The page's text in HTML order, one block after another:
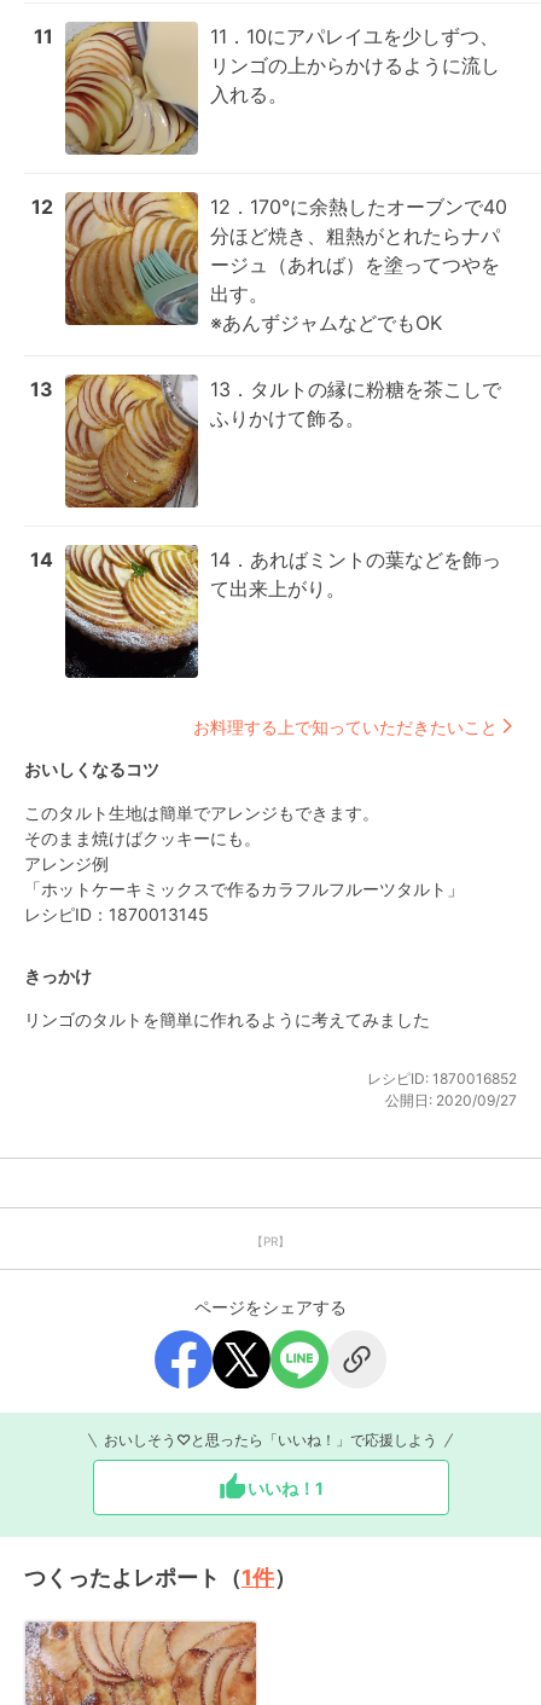
11
11．10にアパレイユを少しずつ、
リンゴの上からかけるように流し
入れる。
12
12．170°に余熱したオーブンで40
分ほど焼き、粗熱がとれたらナパ
ージュ（あれば）を塗ってつやを
出す。
※あんずジャムなどでもOK
13
13．タルトの縁に粉糖を茶こしで
ふりかけて飾る。
14
14．あればミントの葉などを飾っ
て出来上がり。
お料理する上で知っていただきたいこと
おいしくなるコツ
このタルト生地は簡単でアレンジもできます。
そのまま焼けばクッキーにも。
アレンジ例
「ホットケーキミックスで作るカラフルフルーツタルト」
レシピID：1870013145
きっかけ
リンゴのタルトを簡単に作れるように考えてみました
レシピID: 1870016852
公開日: 2020/09/27
【PR】
ページをシェアする
おいしそう♡と思ったら「いいね！」で応援しよう
いいね！ 1
つくったよレポート（1件）